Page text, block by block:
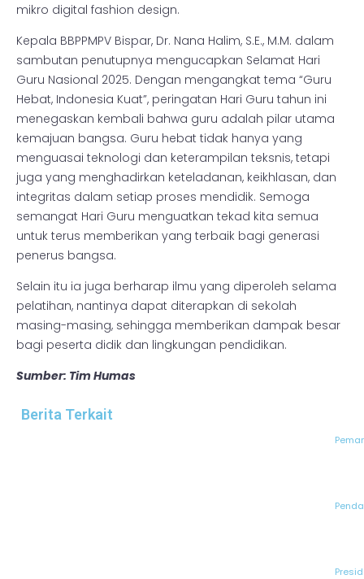
mikro digital fashion design.
Kepala BBPPMPV Bispar, Dr. Nana Halim, S.E., M.M. dalam
sambutan penutupnya mengucapkan Selamat Hari
Guru Nasional 2025. Dengan mengangkat tema “Guru
Hebat, Indonesia Kuat”, peringatan Hari Guru tahun ini
menegaskan kembali bahwa guru adalah pilar utama
kemajuan bangsa. Guru hebat tidak hanya yang
menguasai teknologi dan keterampilan teksnis, tetapi
juga yang menghadirkan keteladanan, keikhlasan, dan
integritas dalam setiap proses mendidik. Semoga
semangat Hari Guru menguatkan tekad kita semua
untuk terus memberikan yang terbaik bagi generasi
penerus bangsa.
Selain itu ia juga berharap ilmu yang diperoleh selama
pelatihan, nantinya dapat diterapkan di sekolah
masing-masing, sehingga memberikan dampak besar
bagi peserta didik dan lingkungan pendidikan.
Sumber: Tim Humas
Berita Terkait